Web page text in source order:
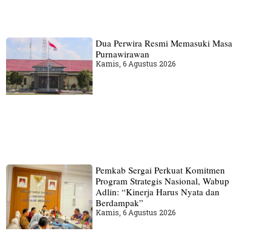
Dua Perwira Resmi Memasuki Masa
Purnawirawan
Kamis, 6 Agustus 2026
Pemkab Sergai Perkuat Komitmen
Program Strategis Nasional, Wabup
Adlin: “Kinerja Harus Nyata dan
Berdampak”
Kamis, 6 Agustus 2026